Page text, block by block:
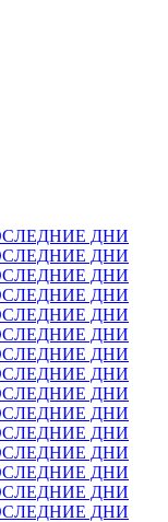
ДНИ
ДНИ
ДНИ
ДНИ
ДНИ
ДНИ
ДНИ
ДНИ
ДНИ
ДНИ
ДНИ
ДНИ
ДНИ
ДНИ
ДНИ